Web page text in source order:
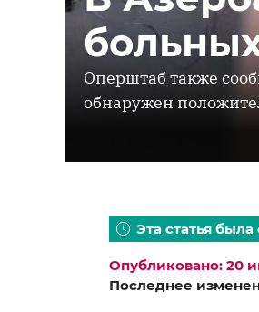
Оперштаб также
обнаружен
Эта статья
Опубликовано: 20
Последнее